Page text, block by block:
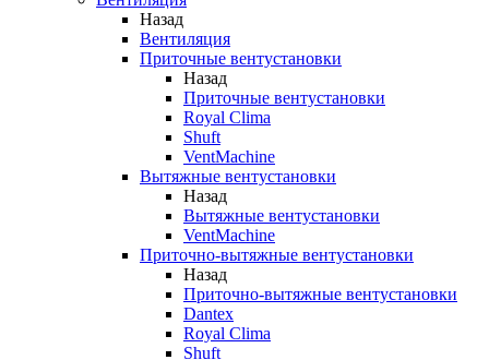
Назад
Вентиляция
Приточные вентустановки
Назад
Приточные вентустановки
Royal Clima
Shuft
VentMachine
Вытяжные вентустановки
Назад
Вытяжные вентустановки
VentMachine
Приточно-вытяжные вентустановки
Назад
Приточно-вытяжные вентустановки
Dantex
Royal Clima
Shuft